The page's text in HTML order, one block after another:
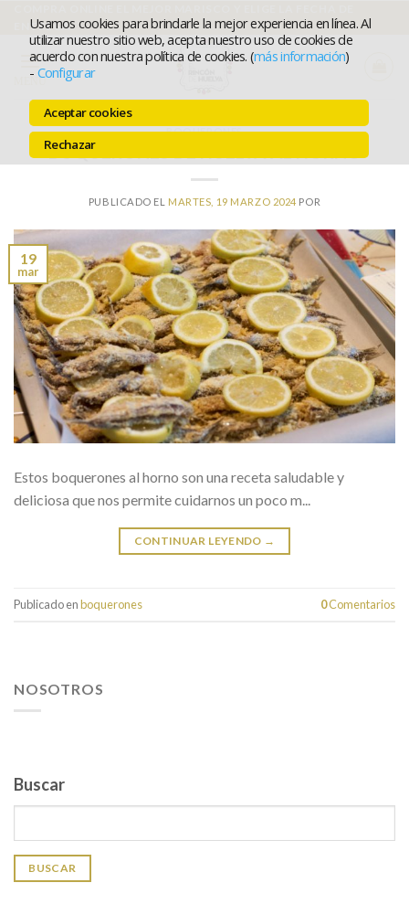
Usamos cookies para brindarle la mejor experiencia en línea. Al
utilizar nuestro sitio web, acepta nuestro uso de cookies de
acuerdo con nuestra política de cookies. (más información)
- Configurar
Aceptar cookies
Rechazar
contenido
ENTREGA
MENÚ
BOQUERONES
BOQUERONES DE HUELVA AL HORNO
PUBLICADO EL MARTES, 19 MARZO 2024 POR
19
mar
Estos boquerones al horno son una receta saludable y
deliciosa que nos permite cuidarnos un poco m...
CONTINUAR LEYENDO →
Publicado enboquerones 0Comentarios
NOSOTROS
Buscar
BUSCAR